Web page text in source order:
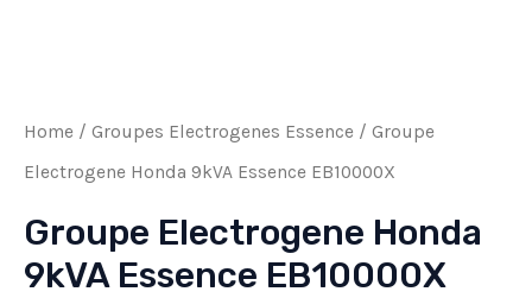
Home / Groupes Electrogenes Essence / Groupe
Electrogene Honda 9kVA Essence EB10000X
Groupe Electrogene Honda
9kVA Essence EB10000X